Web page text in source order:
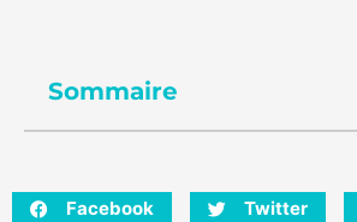
Sommaire
Facebook Twitter